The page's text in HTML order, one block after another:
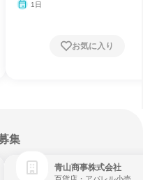
1日
お気に入り
集
青山商事株式会社